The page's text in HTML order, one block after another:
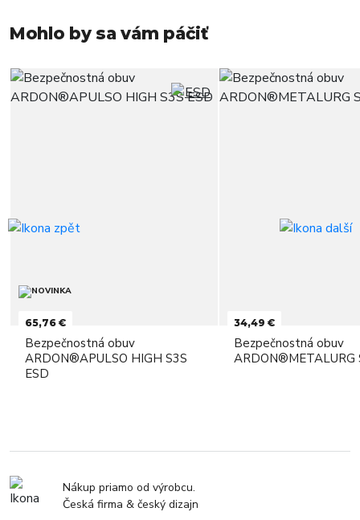
Mohlo by sa vám páčiť
65,76 €
Bezpečnostná obuv
ARDON®APULSO HIGH S3S
ESD
34,49 €
Bezpečnostná obuv
ARDON®METALURG
Nákup priamo od výrobcu.
Česká firma & český dizajn